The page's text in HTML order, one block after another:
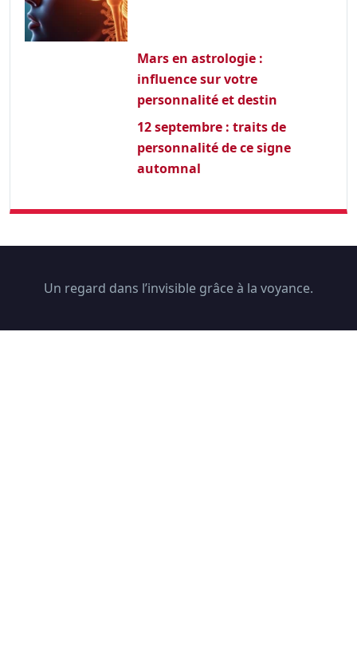
Mars en astrologie :
influence sur votre
personnalité et destin
12 septembre : traits de
personnalité de ce signe
automnal
Un regard dans l’invisible grâce à la voyance.